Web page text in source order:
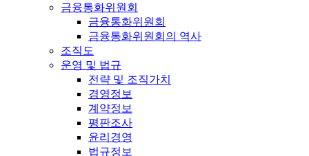
금융통화위원회
금융통화위원회
금융통화위원회의 역사
조직도
운영 및 법규
전략 및 조직가치
경영정보
계약정보
평판조사
윤리경영
법규정보